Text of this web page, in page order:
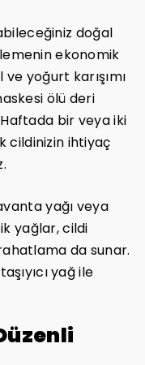
doğal
ekonomik
yoğurt karışımı
ölü deri
bir veya iki
cildinizin ihtiyaç
yağı veya
yağlar, cildi
da sunar.
yağ ile